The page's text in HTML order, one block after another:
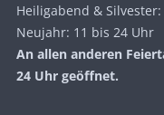
Heiligabend &
Neujahr: 11 bis 24 Uhr
An allen anderen
24 Uhr geöffnet.